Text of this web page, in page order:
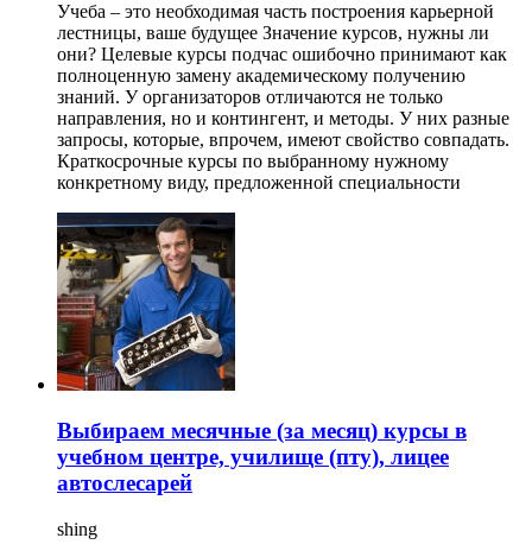
Учеба – это необходимая часть построения карьерной
лестницы, ваше будущее Значение курсов, нужны ли
они? Целевые курсы подчас ошибочно принимают как
полноценную замену академическому получению
знаний. У организаторов отличаются не только
направления, но и контингент, и методы. У них разные
запросы, которые, впрочем, имеют свойство совпадать.
Краткосрочные курсы по выбранному нужному
конкретному виду, предложенной специальности
Выбираем месячные (за месяц) курсы в
учебном центре, училище (пту), лицее
автослесарей
shing